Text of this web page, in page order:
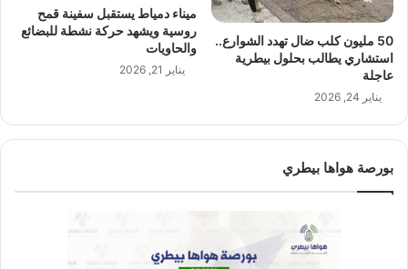
50 مليون كلب ضال تهدد الشوارع..
استشاري يطالب بحلول بيطرية
عاجلة
يناير 24, 2026
ميناء دمياط يستقبل سفينة قمح
روسية ويشهد حركة نشطة للبضائع
والحاويات
يناير 21, 2026
بورصة هواها بيطري